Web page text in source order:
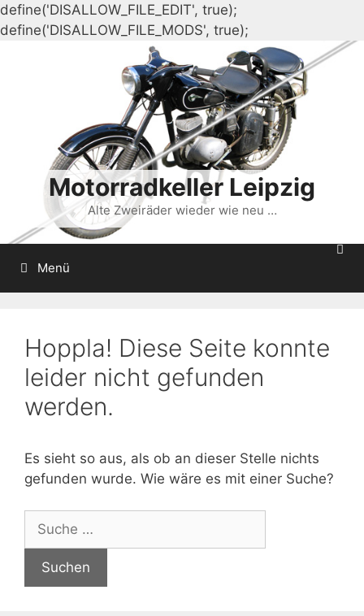
define('DISALLOW_FILE_EDIT', true);
define('DISALLOW_FILE_MODS', true);
Inhalt
springen
Motorradkeller Leipzig
Alte Zweiräder wieder wie neu …
Menü
Hoppla! Diese Seite konnte
leider nicht gefunden
werden.
Es sieht so aus, als ob an dieser Stelle nichts
gefunden wurde. Wie wäre es mit einer Suche?
nach: